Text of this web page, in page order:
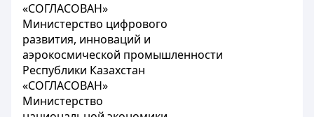
«СОГЛАСОВАН»
Министерство цифрового
развития, инноваций и
аэрокосмической промышленности
Республики Казахстан
«СОГЛАСОВАН»
Министерство